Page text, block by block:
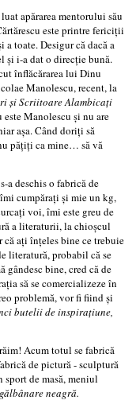
mentorului său
este printre fericiţii
a toate. Desigur că dacă a
şi i-a dat o direcţie bună.
înflăcărarea lui Dinu
Manolescu, recent, la
şi Scriitoare Alambicaţi
este Manolescu şi nu are
aşa. Când doriţi să
păţiţi ca mine… să vă
o fabrică de
cumpăraţi şi mie un kg,
voi, îmi este greu de
a literaturii, la chioşcul
aţi înţeles bine ce trebuie
literatură, probabil că se
gândesc bine, cred că de
să se comercializeze în
problemă, vor fi fiind şi
butelii de inspiraţiune,
totul se fabrică
de pictură - sculptură
de masă, meniul
gălbânare neagră.